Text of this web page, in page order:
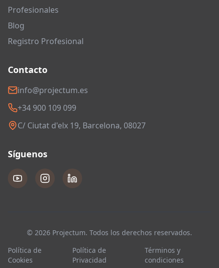
Profesionales
Blog
Registro Profesional
Contacto
info@projectum.es
+34 900 109 099
C/ Ciutat d'elx 19, Barcelona, 08027
Síguenos
© 2026 Projectum. Todos los derechos reservados.
Política de
Cookies
Política de
Privacidad
Términos y
condiciones